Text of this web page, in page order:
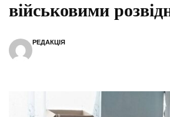
військовими
РЕДАКЦІЯ